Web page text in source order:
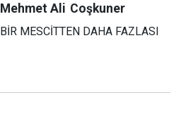
Mehmet Ali Coşkuner
BİR MESCİTTEN DAHA FAZLASI